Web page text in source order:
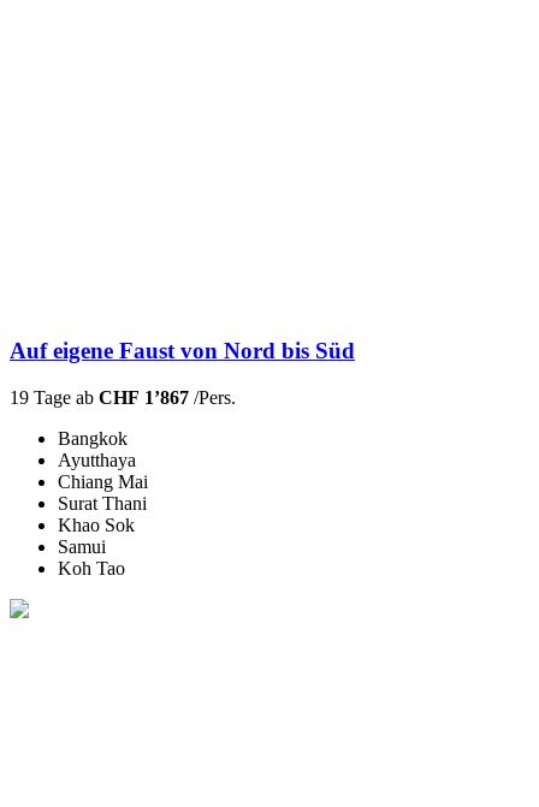
Auf eigene Faust von Nord bis Süd
19 Tage ab CHF 1’867 /Pers.
Bangkok
Ayutthaya
Chiang Mai
Surat Thani
Khao Sok
Samui
Koh Tao